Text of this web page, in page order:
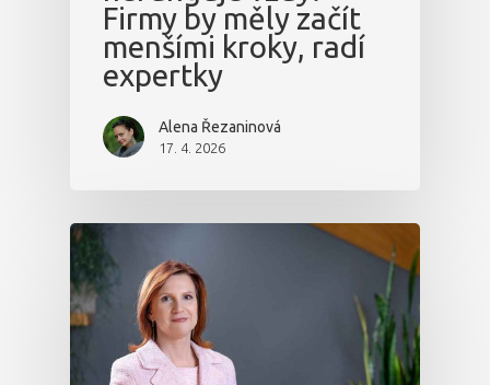
Firmy by měly začít
menšími kroky, radí
expertky
Alena Řezaninová
17. 4. 2026